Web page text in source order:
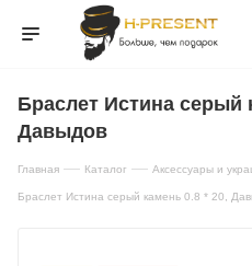
Браслет Истина серый
Давыдов
Главная — Каталог — Аксессуары и
Браслет Истина серый камень 0.8 * 20,